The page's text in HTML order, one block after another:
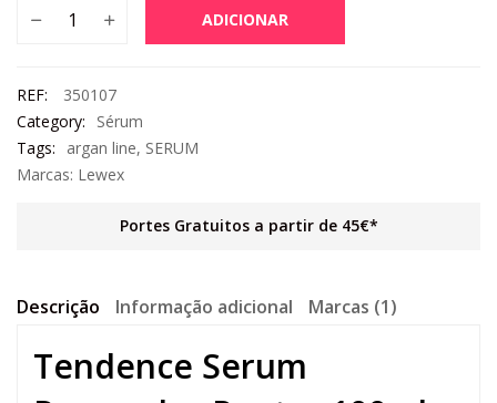
ADICIONAR
REF:
350107
Category:
Sérum
Tags:
argan line, SERUM
Marcas: Lewex
Portes Gratuitos a partir de 45€*
Descrição Informação adicional Marcas (1)
Tendence Serum